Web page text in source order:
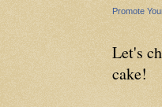
Promote
Let's
cake!